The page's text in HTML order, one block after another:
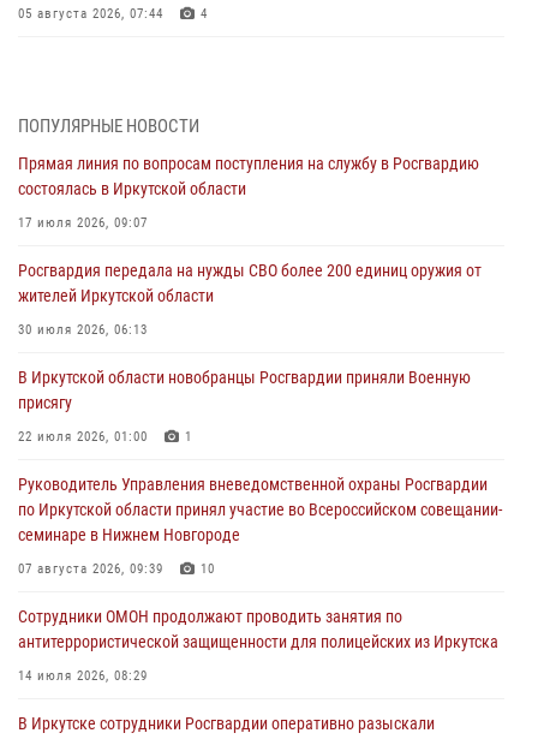
05 августа 2026, 07:44 4
04 августа 2026, 07:14 3
Росгвардейцы потушили загоревшийся автомобиль в Иркутске
03 августа 2026, 04:55
Дню Воздушно-десантных войск в Иркутской области
03 августа 2026, 03:32
сердца к сердцу» (видео)
31 июля 2026, 04:37
пропавшую пожилую женщину в Иркутске
30 июля 2026, 07:37
ПОПУЛЯРНЫЕ НОВОСТИ
Прямая линия по вопросам поступления на службу в Росгвардию
состоялась в Иркутской области
17 июля 2026, 09:07
Росгвардия передала на нужды СВО более 200 единиц оружия от
жителей Иркутской области
30 июля 2026, 06:13
В Иркутской области новобранцы Росгвардии приняли Военную
присягу
22 июля 2026, 01:00 1
Руководитель Управления вневедомственной охраны Росгвардии
по Иркутской области принял участие во Всероссийском совещании-
семинаре в Нижнем Новгороде
07 августа 2026, 09:39 10
Сотрудники ОМОН продолжают проводить занятия по
антитеррористической защищенности для полицейских из Иркутска
14 июля 2026, 08:29
В Иркутске сотрудники Росгвардии оперативно разыскали